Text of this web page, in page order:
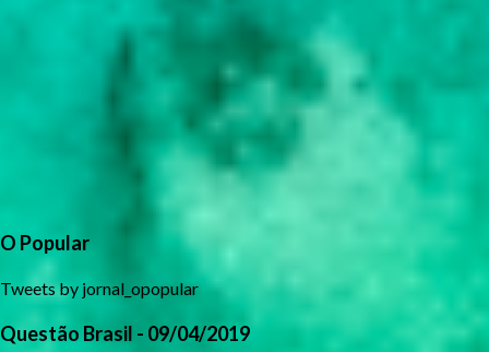
O Popular
Tweets by jornal_opopular
Questão Brasil - 09/04/2019